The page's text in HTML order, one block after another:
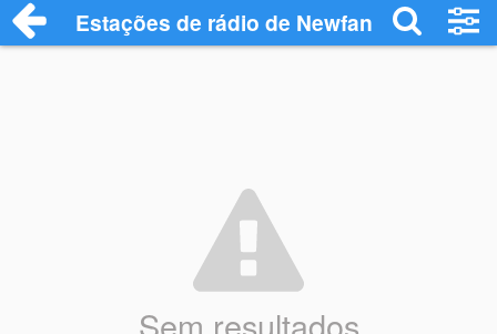
Estações de rádio de Newfane - Ouça